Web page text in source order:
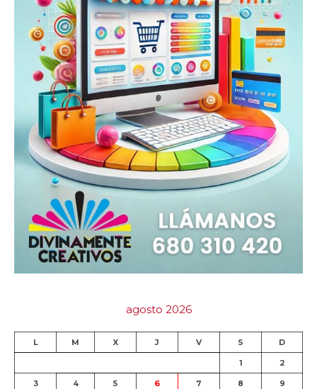
agosto 2026
L M X J V S D
1 2
3 4 5 6 7 8 9